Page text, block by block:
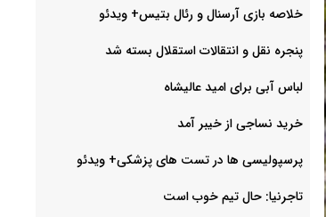
خلاصه بازی آرسنال و رئال بتیس+ ویدئو
پنجره نقل و انتقالات استقلال بسته شد
لباس آبی برای امید عالیشاه
خرید نساجی از خیبر آمد
پرسپولیسی ها در تست های پزشکی+ ویدئو
تاجرنیا: حال تیم خوب است